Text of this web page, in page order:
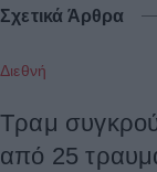
Σχετικά Άρθρα
Διεθνή
Τραμ
από 25